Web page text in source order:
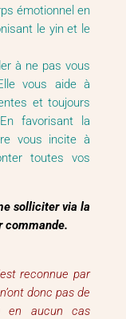
émotionnel en
le yin et le
à ne pas vous
vous aide à
et toujours
favorisant la
vous incite à
toutes vos
solliciter via la
commande.
reconnue par
donc pas de
en aucun cas